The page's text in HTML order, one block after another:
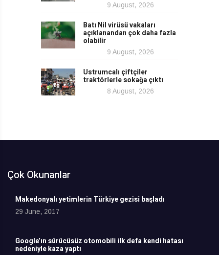
9 August, 2026
Batı Nil virüsü vakaları
açıklanandan çok daha fazla
olabilir
9 August, 2026
Ustrumcalı çiftçiler
traktörlerle sokağa çıktı
8 August, 2026
Çok Okunanlar
Makedonyalı yetimlerin Türkiye gezisi başladı
29 June, 2017
Google’ın sürücüsüz otomobili ilk defa kendi hatası
nedeniyle kaza yaptı